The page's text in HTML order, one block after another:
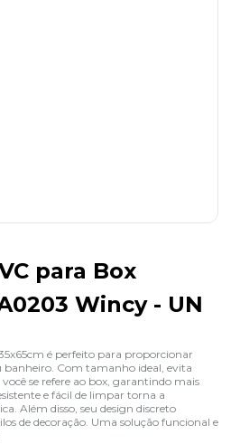
para Box
Wincy - UN
é perfeito para proporcionar
banheiro. Com tamanho ideal, evita
se refere ao box, garantindo mais
e fácil de limpar torna a
Além disso, seu design discreto
de decoração. Uma solução funcional e